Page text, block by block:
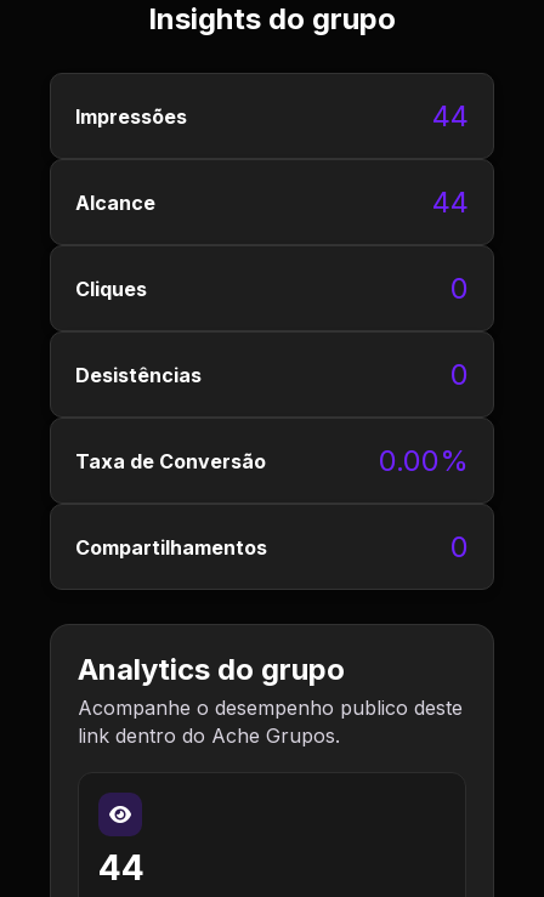
Insights do grupo
Impressões 44
Alcance 44
Cliques 0
Desistências 0
Taxa de Conversão 0.00%
Compartilhamentos 0
Analytics do grupo
Acompanhe o desempenho publico deste
link dentro do Ache Grupos.
44